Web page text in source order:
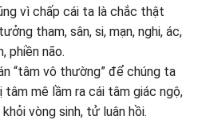
vì chấp cái ta là chắc thật
tham, sân, si, mạn, nghi, ác,
phiền não.
“tâm vô thường” để chúng ta
tâm mê lầm ra cái tâm giác ngộ,
vòng sinh, tử luân hồi.